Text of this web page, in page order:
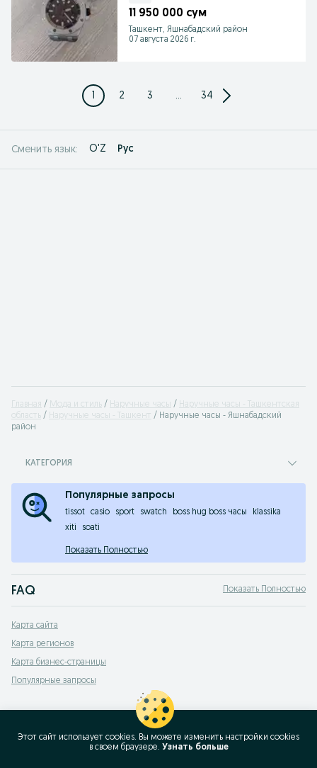
11 950 000 сум
Ташкент, Яшнабадский район
07 августа 2026 г.
1 2 3 ... 34
Сменить язык: O'Z Рус
Главная Мода и стиль Наручные часы
Наручные часы - Ташкентская
область
Наручные часы - Ташкент
Наручные часы - Яшнабадский
район
КАТЕГОРИЯ
Популярные запросы
tissot casio sport swatch boss hug boss часы
klassika
xiti
soati
Показать Полностью
FAQ
На OLX.uz представлено множество типов наручных часов, включая:
Механические часы
Кварцевые часы
Смарт-часы
Спортивные часы
Как выбрать подходящие наручные часы в Ташкенте на
Для выбора оптимальных наручных часов в Ташкенте на OLX.uz следует
Назначение часов: Повседневное использование, спорт, деловые
Тип механизма: Кварцевый, механический или электронный.
Показать Полностью
Карта сайта
Карта регионов
Карта бизнес-страницы
Популярные запросы
Этот сайт использует cookies. Вы можете изменить настройки cookies
в своeм браузере. Узнать больше